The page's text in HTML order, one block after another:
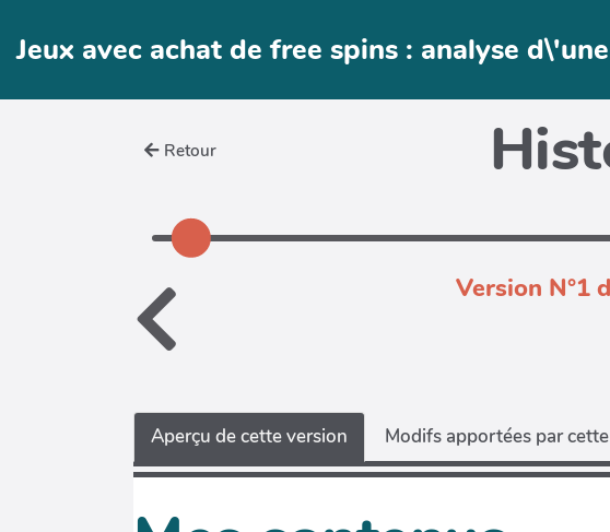
Jeux avec achat de free spins : analyse
Retour
Version N°1
Aperçu de cette version Modifs apportées par